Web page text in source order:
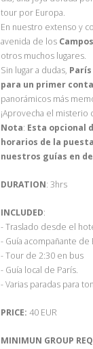
tour por Europa.
En nuestro extenso y
avenida de los
otros muchos lugares.
Sin lugar a dudas,
para un primer
panorámicos más
¡Aprovecha el misterio
Nota: Esta opcional
horarios de la
nuestros guías en
DURATION: 3hrs
INCLUDED:
- Traslado desde el
- Guía acompañante
- Tour de 2:30 en bus
- Guía local de París.
- Varias paradas para
PRICE: 40 EUR
MINIMUN GROUP